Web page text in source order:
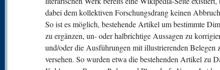
dabei dem kollektiven Forschungsdrang keinen
So ist es möglich, bestehende Artikel um bestimmte
zu ergänzen, un- oder halbrichtige Aussagen zu
und/oder die Ausführungen mit illustrierenden Belegen
versehen. So wurden etwa die bestehenden Artikel zu